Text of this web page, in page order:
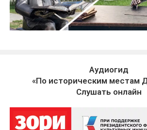
Аудиогид
«По историческим местам
Слушать онлайн